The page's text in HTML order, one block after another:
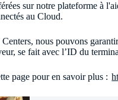
sur notre plateforme à
au Cloud.
nous pouvons
se fait avec l’ID du
page pour en savoir plus :